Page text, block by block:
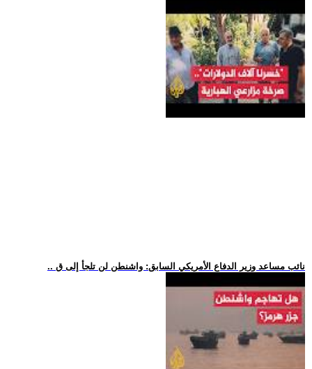
.. نائب مساعد وزير الدفاع الأمريكي السابق: واشنطن لن تلجأ إلى ق